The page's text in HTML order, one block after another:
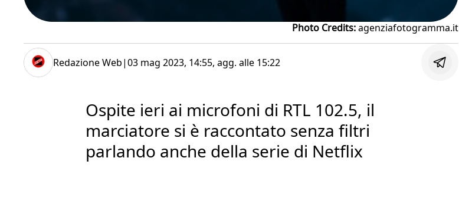
Photo Credits:agenziafotogramma.it
Redazione Web|03 mag 2023, 14:55, agg. alle 15:22
Ospite ieri ai microfoni di RTL 102.5, il
marciatore si è raccontato senza filtri
parlando anche della serie di Netflix